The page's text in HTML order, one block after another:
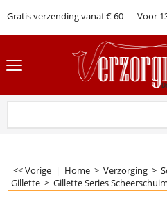
Gratis verzending vanaf € 60 Voor
<< Vorige | Home > Verzorging >
Gillette > Gillette Series